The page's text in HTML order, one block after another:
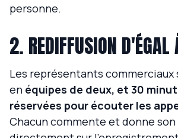
personne.
2. REDIFFUSION D'ÉGAL
Les représentants
en équipes de deux, et 30
réservées pour écouter les
Chacun commente et donne son